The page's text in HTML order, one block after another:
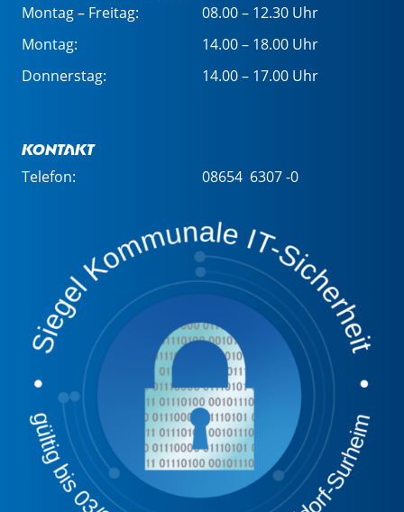
Montag – Freitag:
08.00 – 12.30 Uhr
Montag:
14.00 – 18.00 Uhr
Donnerstag:
14.00 – 17.00 Uhr
Kontakt
Telefon: 08654 6307 -0